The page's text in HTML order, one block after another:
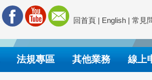
回首頁 | English | 常見
法規專區 其他業務 線上